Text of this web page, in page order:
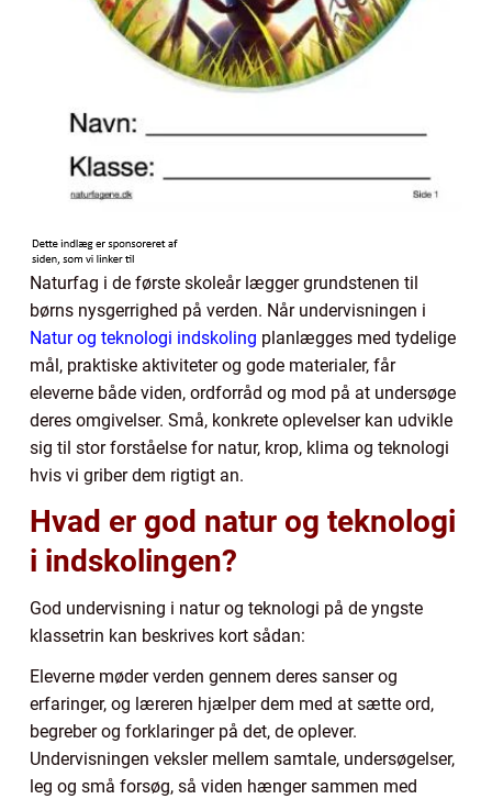
Naturfag i de første skoleår lægger grundstenen til
børns nysgerrighed på verden. Når undervisningen i
Natur og teknologi indskoling planlægges med tydelige
mål, praktiske aktiviteter og gode materialer, får
eleverne både viden, ordforråd og mod på at undersøge
deres omgivelser. Små, konkrete oplevelser kan udvikle
sig til stor forståelse for natur, krop, klima og teknologi
hvis vi griber dem rigtigt an.
Hvad er god natur og teknologi
i indskolingen?
God undervisning i natur og teknologi på de yngste
klassetrin kan beskrives kort sådan:
Eleverne møder verden gennem deres sanser og
erfaringer, og læreren hjælper dem med at sætte ord,
begreber og forklaringer på det, de oplever.
Undervisningen veksler mellem samtale, undersøgelser,
leg og små forsøg, så viden hænger sammen med